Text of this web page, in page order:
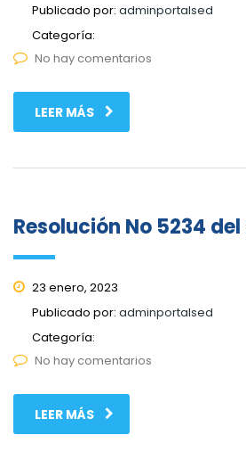
Publicado por: adminportalsed
Categoría:
No hay comentarios
LEER MÁS
Resolución No 5234
23 enero, 2023
Publicado por: adminportalsed
Categoría:
No hay comentarios
LEER MÁS